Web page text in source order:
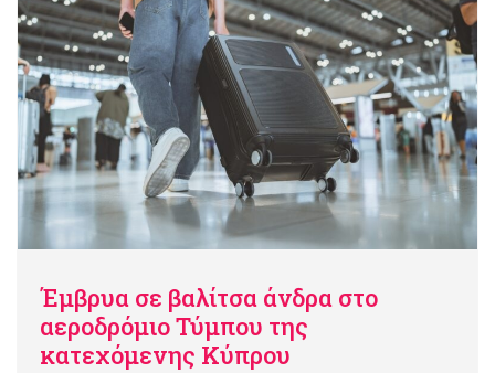
Έμβρυα σε βαλίτσα άνδρα στο
αεροδρόμιο Τύμπου της
κατεχόμενης Κύπρου